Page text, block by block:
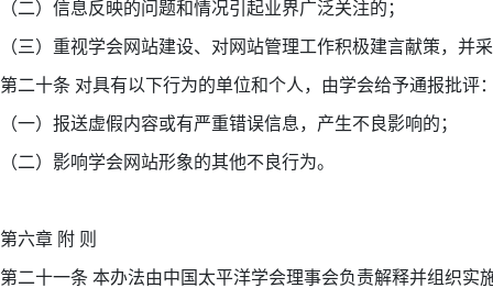
（二）信息反映的问题和情况引起业界广泛关注的；
（三）重视学会网站建设、对网站管理工作积极建言献策，并
第二十条 对具有以下行为的单位和个人，由学会给予通报批评
（一）报送虚假内容或有严重错误信息，产生不良影响的；
（二）影响学会网站形象的其他不良行为。
第六章 附 则
第二十一条 本办法由中国太平洋学会理事会负责解释并组织实